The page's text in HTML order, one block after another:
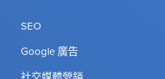
SEO
Google 廣告